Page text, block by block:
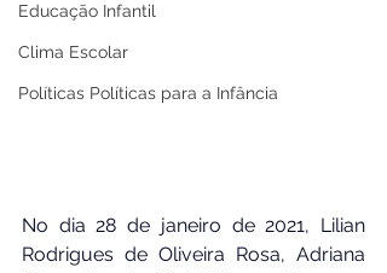
Educação Infantil
Clima Escolar
Políticas Políticas para a Infância
No dia 28 de janeiro de 2021, Lilian
Rodrigues de Oliveira Rosa, Adriana